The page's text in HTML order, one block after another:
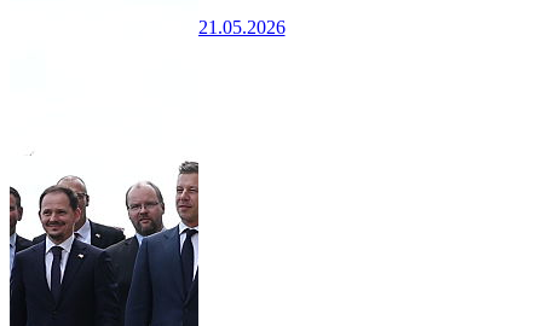
21.05.2026